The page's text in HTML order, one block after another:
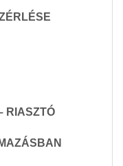
RIASZTÓ